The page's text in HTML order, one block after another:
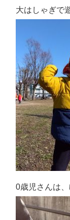
大はしゃぎで
0歳児さんは